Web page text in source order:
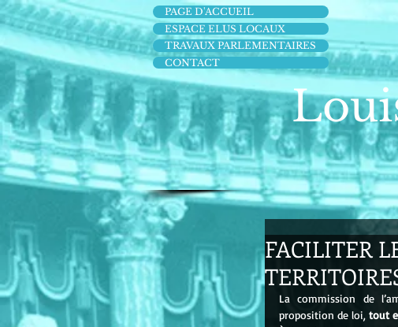
PAGE D'ACCUEIL
ESPACE ELUS LOCAUX
TRAVAUX PARLEMENTAIRES
CONTACT
FACILITER
La commission de
proposition de loi, tout